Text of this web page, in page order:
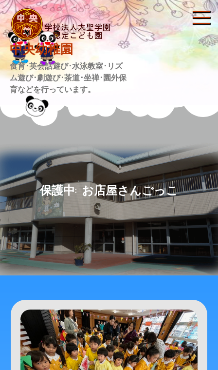
Skip
to
content
中央幼稚園
食育･英会話遊び･水泳教室･リズ
ム遊び･劇遊び･茶道･坐禅･園外保
育などを行っています。
保護中: お店屋さんごっこ